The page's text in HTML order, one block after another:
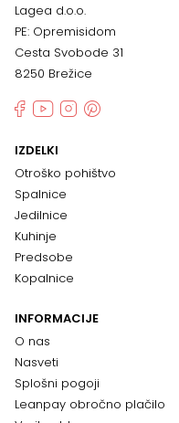
Lagea d.o.o.
PE: Opremisidom
Cesta Svobode 31
8250 Brežice
IZDELKI
Otroško pohištvo
Spalnice
Jedilnice
Kuhinje
Predsobe
Kopalnice
INFORMACIJE
O nas
Nasveti
Splošni pogoji
Leanpay obročno plačilo